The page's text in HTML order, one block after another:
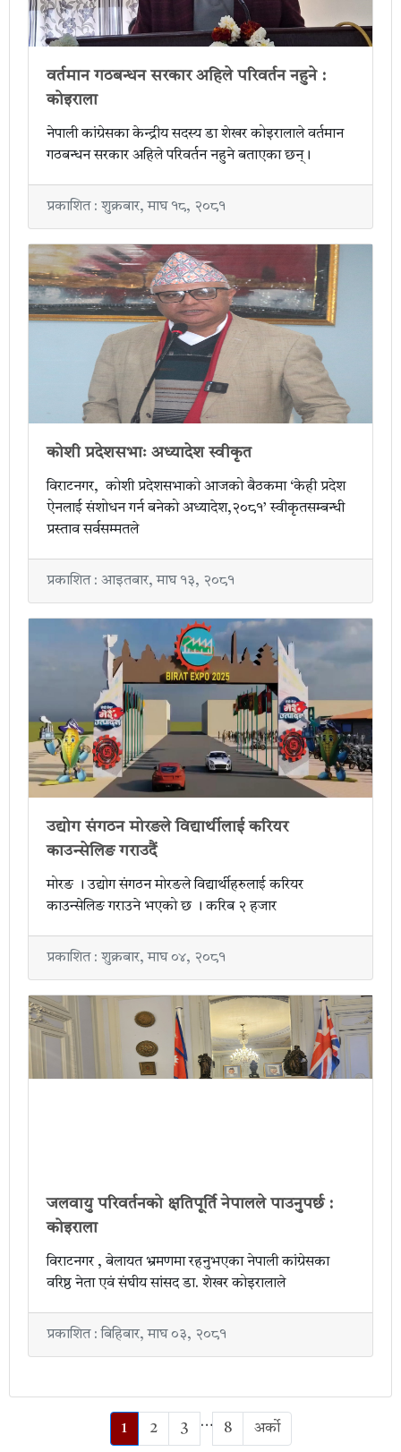
वर्तमान गठबन्धन सरकार अहिले परिवर्तन नहुने :
कोइराला
नेपाली कांग्रेसका केन्द्रीय सदस्य डा शेखर कोइरालाले वर्तमान
गठबन्धन सरकार अहिले परिवर्तन नहुने बताएका छन्।
प्रकाशित : शुक्रबार, माघ १८, २०८१
कोशी प्रदेशसभाः अध्यादेश स्वीकृत
विराटनगर, कोशी प्रदेशसभाको आजको बैठकमा ‘केही प्रदेश
ऐनलाई संशोधन गर्न बनेको अध्यादेश,२०८१’ स्वीकृतसम्बन्धी
प्रस्ताव सर्वसम्मतले
प्रकाशित : आइतबार, माघ १३, २०८१
उद्योग संगठन मोरङले विद्यार्थीलाई करियर
काउन्सेलिङ गराउदैं
मोरङ । उद्योग संगठन मोरङले विद्यार्थीहरुलाई करियर
काउन्सेलिङ गराउने भएको छ । करिब २ हजार
प्रकाशित : शुक्रबार, माघ ०४, २०८१
जलवायु परिवर्तनको क्षतिपूर्ति नेपालले पाउनुपर्छ :
कोइराला
विराटनगर , बेलायत भ्रमणमा रहनुभएका नेपाली कांग्रेसका
वरिष्ठ नेता एवं संघीय सांसद डा. शेखर कोइरालाले
प्रकाशित : बिहिबार, माघ ०३, २०८१
1 2 3 … 8 अर्को